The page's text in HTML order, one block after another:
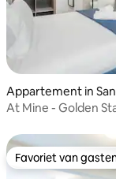
van
Appartement in
co
At Mine - Golden
Favoriet van
Favoriet van